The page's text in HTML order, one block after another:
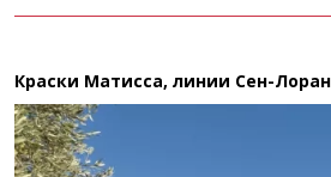
Краски Матисса, линии Сен-